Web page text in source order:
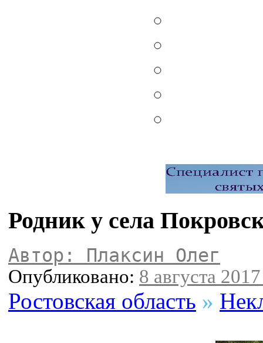
Родник у села
Автор: Плаксин Олег
Опубликовано: 8 августа
Ростовская область »